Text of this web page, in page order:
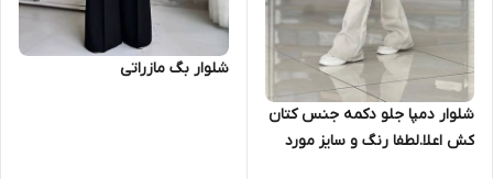
شلوار دمپا جلو دکمه جنس کتان
کش اعلا.لطفا رنگ و سایز مورد
شلوار بگ مازراتی